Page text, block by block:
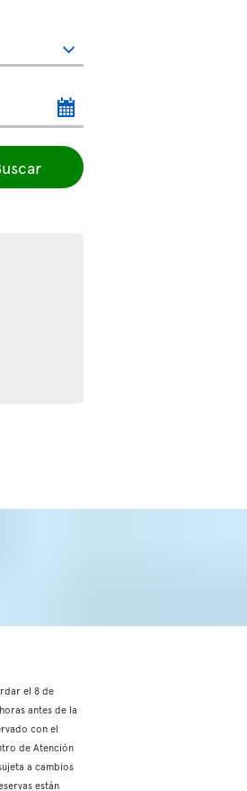
el 8 de
antes de la
con el
de Atención
a cambios
están